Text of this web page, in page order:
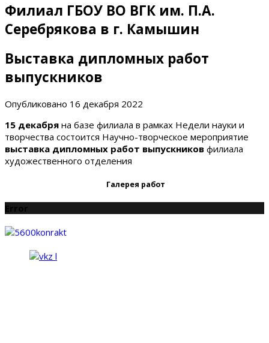
Филиал ГБОУ ВО ВГК им. П.А.
Серебрякова в г. Камышин
Выставка дипломных работ
выпускников
Опубликовано 16 декабря 2022
15 декабря на базе филиала в рамках Недели науки и
творчества состоится Научно-творческое мероприятие
выставка дипломных работ выпускников филиала
художественного отделения
Галерея работ
Error